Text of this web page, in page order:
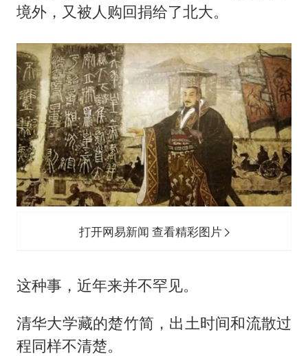
境外，又被人购回捐给了北大。
打开网易新闻 查看精彩图片
这种事，近年来并不罕见。
清华大学藏的楚竹简，出土时间和流散过
程同样不清楚。